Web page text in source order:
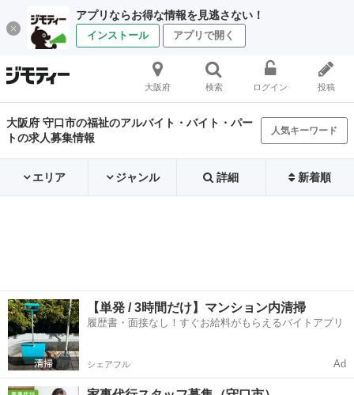
アプリならお得な情報を見逃さない！
インストール アプリで開く
大阪府 検索 ログイン 投稿
大阪府 守口市の福祉のアルバイト・バイト・パー
トの求人募集情報
人気キーワード
エリア ジャンル 詳細 新着順
【単発 / 3時間だけ】マンション内清掃
履歴書・面接なし！すぐお給料がもらえるバイトアプリ
シェアフル Ad